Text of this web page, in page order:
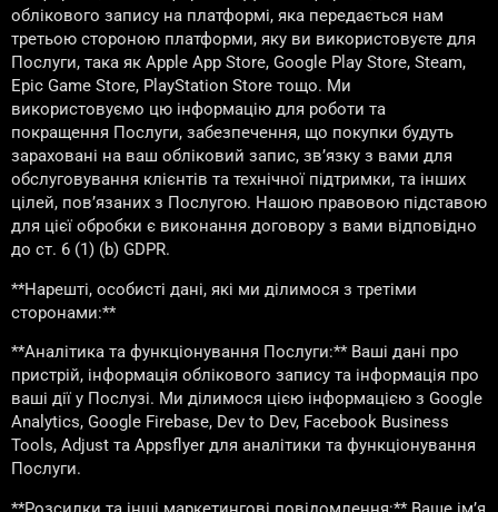
облікового запису на платформі, яка передається нам
третьою стороною платформи, яку ви використовуєте для
Послуги, така як Apple App Store, Google Play Store, Steam,
Epic Game Store, PlayStation Store тощо. Ми
використовуємо цю інформацію для роботи та
покращення Послуги, забезпечення, що покупки будуть
зараховані на ваш обліковий запис, зв’язку з вами для
обслуговування клієнтів та технічної підтримки, та інших
цілей, пов’язаних з Послугою. Нашою правовою підставою
для цієї обробки є виконання договору з вами відповідно
до ст. 6 (1) (b) GDPR.
**Нарешті, особисті дані, які ми ділимося з третіми
сторонами:**
**Аналітика та функціонування Послуги:** Ваші дані про
пристрій, інформація облікового запису та інформація про
ваші дії у Послузі. Ми ділимося цією інформацією з Google
Analytics, Google Firebase, Dev to Dev, Facebook Business
Tools, Adjust та Appsflyer для аналітики та функціонування
Послуги.